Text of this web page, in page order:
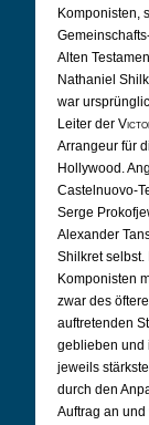
Komponisten,
Alten
Nathaniel
war
Leiter der
Arrangeur für
Hollywood.
Castelnuovo-
Serge
Alexander
Shilkret
Komponisten
zwar des
auftretenden
geblieben und
jeweils
durch den
Auftrag an